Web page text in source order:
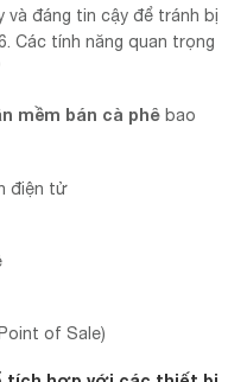
và đáng tin cậy để tránh bị
Các tính năng quan trọng
mềm bán cà phê bao
điện tử
of Sale)